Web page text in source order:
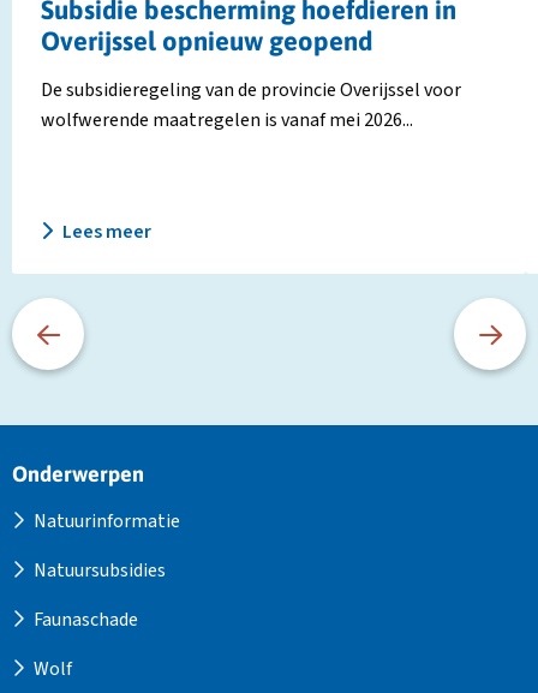
Subsidie bescherming hoefdieren in
Overijssel opnieuw geopend
De subsidieregeling van de provincie Overijssel voor
wolfwerende maatregelen is vanaf mei 2026...
Lees meer
Site
Onderwerpen
Natuurinformatie
Natuursubsidies
Faunaschade
Wolf